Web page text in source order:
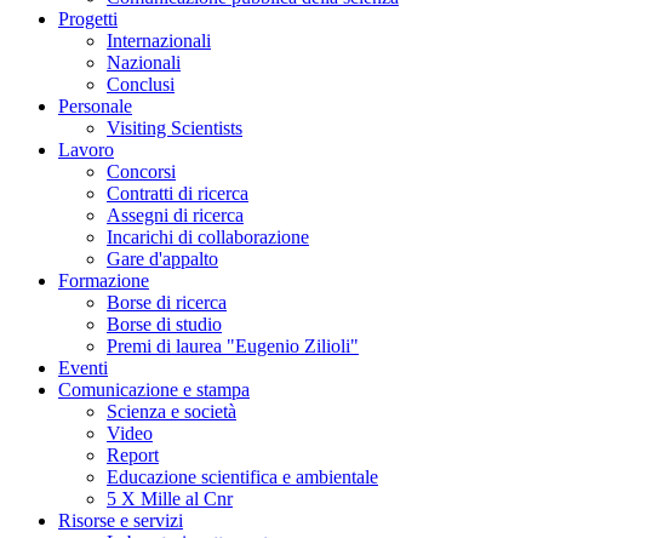
Progetti
Internazionali
Nazionali
Conclusi
Personale
Visiting Scientists
Lavoro
Concorsi
Contratti di ricerca
Assegni di ricerca
Incarichi di collaborazione
Gare d'appalto
Formazione
Borse di ricerca
Borse di studio
Premi di laurea "Eugenio Zilioli"
Eventi
Comunicazione e stampa
Scienza e società
Video
Report
Educazione scientifica e ambientale
5 X Mille al Cnr
Risorse e servizi